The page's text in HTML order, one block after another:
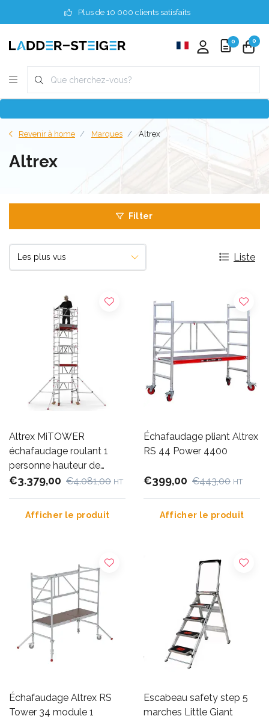
Plus de 10 000 clients satisfaits
0 0
Revenir à home Marques Altrex
Altrex
Filter
Liste
Altrex MiTOWER
échafaudage roulant 1
personne hauteur de
travail 6 m
€3.379,00 €4.081,00 HT
Afficher le produit
Échafaudage pliant Altrex
RS 44 Power 4400
€399,00 €443,00 HT
Afficher le produit
Échafaudage Altrex RS
Tower 34 module 1
Escabeau safety step 5
marches Little Giant